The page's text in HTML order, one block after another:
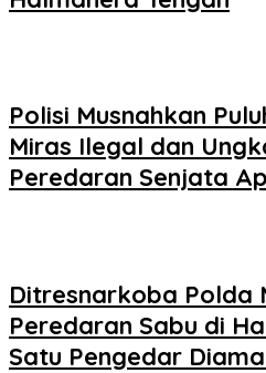
Polisi Musnahkan
Miras Ilegal dan
Peredaran Senjata
Ditresnarkoba Polda
Peredaran Sabu di
Satu Pengedar